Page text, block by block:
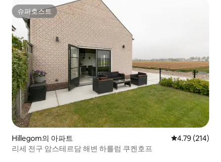
슈퍼호스트
슈퍼호스트
Hillegom의 아파트 평점 4.79점(5
4.79 (214)
리세 전구 암스테르담 해변 하를럼 쿠켄호프